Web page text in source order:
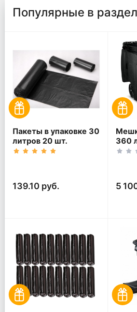
Популярные в
Пакеты в упаковке 30
литров 20 шт.
(20шт*3рул)
139.10 руб.
360
5